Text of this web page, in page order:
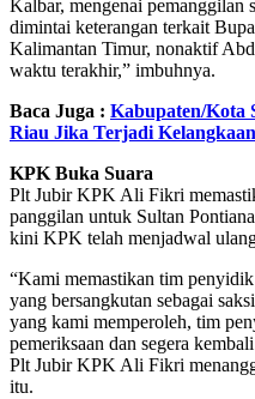
Kalbar, mengenai pemanggilan
dimintai keterangan terkait
Kalimantan Timur, nonaktif
waktu terakhir,” imbuhnya.
Baca Juga : Kabupaten/Kota
Riau Jika Terjadi
KPK Buka Suara
Plt Jubir KPK Ali Fikri
panggilan untuk Sultan
kini KPK telah menjadwal
“Kami memastikan tim
yang bersangkutan sebagai
yang kami memperoleh, tim
pemeriksaan dan segera
Plt Jubir KPK Ali Fikri
itu.